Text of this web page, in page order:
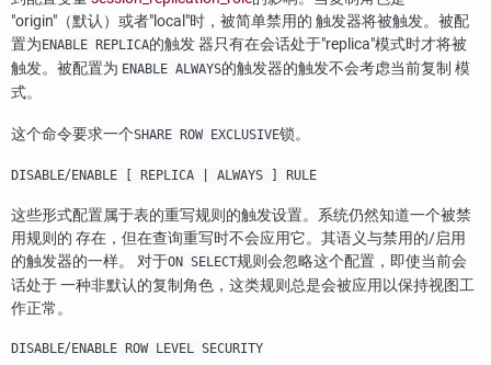
"origin" （默认）或者"local"时，被简单禁用的 触发器将被触发。被配
置为ENABLE REPLICA的触发 器只有在会话处于"replica"模式时才将被
触发。被配置为 ENABLE ALWAYS的触发器的触发不会考虑当前复制 模
式。
这个命令要求一个SHARE ROW EXCLUSIVE锁。
DISABLE/ENABLE [ REPLICA | ALWAYS ] RULE
这些形式配置属于表的重写规则的触发设置。系统仍然知道一个被禁
用规则的 存在，但在查询重写时不会应用它。其语义与禁用的/启用
的触发器的一样。 对于ON SELECT规则会忽略这个配置，即使当前会
话处于 一种非默认的复制角色，这类规则总是会被应用以保持视图工
作正常。
DISABLE/ENABLE ROW LEVEL SECURITY